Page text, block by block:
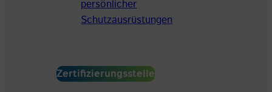
persönlicher
Schutzausrüstungen
Zertifizierungsstelle